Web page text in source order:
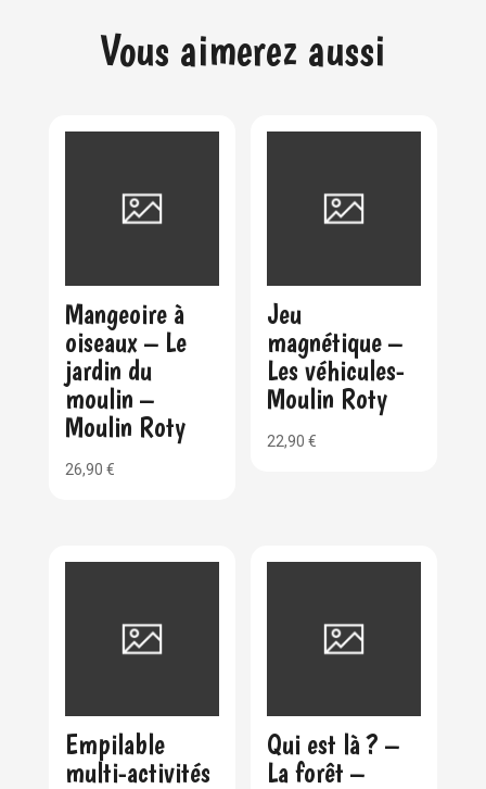
Vous aimerez aussi
Mangeoire à
oiseaux – Le
jardin du
moulin –
Moulin Roty
26,90 €
Jeu
magnétique –
Les véhicules-
Moulin Roty
22,90€
Empilable
multi-activités
Qui est là ? –
La forêt –